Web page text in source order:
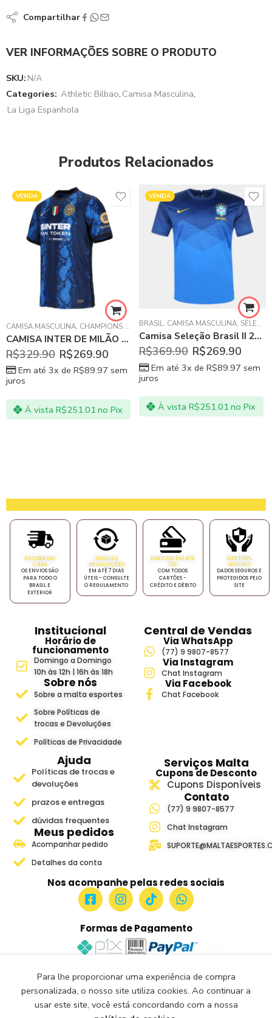
Compartilhar
VER INFORMAÇÕES SOBRE O PRODUTO
SKU: N/A
Categories: Athletic Bilbao, Camisa Masculina,
La Liga Espanhola
Produtos Relacionados
VENDA
CAMISA MASCULINA, CHAMPIONS LEAGUE ,INTER DE MILÃO,SÉRIE A
CAMISA INTER DE MILÃO AZUL HOME 21/22
R$329.90 R$269.90
Em até 3x de R$89.97 sem
juros
À vista R$251.01 no Pix
VENDA
BRASIL, CAMISA MASCULINA, SELEÇÕES DAS AMÉRICAS - SUL E NORTE
Camisa Seleção Brasil II 20/21 s/n° Torcedor Nike Masculina – Azul e amarelo
R$369.90 R$269.90
Em até 3x de R$89.97 sem
juros
À vista R$251.01 no Pix
RECEBA EM
CASA
OS ENVIOS SÃO
PARA TODO O
BRASIL E
EXTERIOR
TROCA E
DEVOLUÇÕES
EM ATÉ 7 DIAS
ÚTEIS - CONSULTE
O REGULAMENTO
PARCELE EM ATÉ
12X
COM TODOS
CARTÕES -
CRÉDITO E DÉBITO
SITE 100%
SEGURO
DADOS SEGUROS E
PROTEGIDOS PELO
SITE
Institucional
Horário de
funcionamento
Domingo a Domingo
10h às 12h | 16h às 18h
Sobre nós
Sobre a malta esportes
Sobre Políticas de
trocas e Devoluções
Políticas de Privacidade
Central de Vendas
Via WhatsApp
(77) 9 9807-8577
Via Instagram
Chat Instagram
Via Facebook
Chat Facebook
Ajuda
Políticas de trocas e
devoluções
prazos e entregas
dúvidas frequentes
Meus pedidos
Acompanhar pedido
Detalhes da conta
Serviços Malta
Cupons de Desconto
Cupons Disponíveis
Contato
(77) 9 9807-8577
Chat Instagram
Nos acompanhe pelas redes sociais
Formas de Pagamento
Site Seguro e Verificado
Seguro Certificado
Certificado: Trustindex
Para lhe proporcionar uma experiência de compra
personalizada, o nosso site utiliza cookies. Ao continuar a
usar este site, você está concordando com a nossa